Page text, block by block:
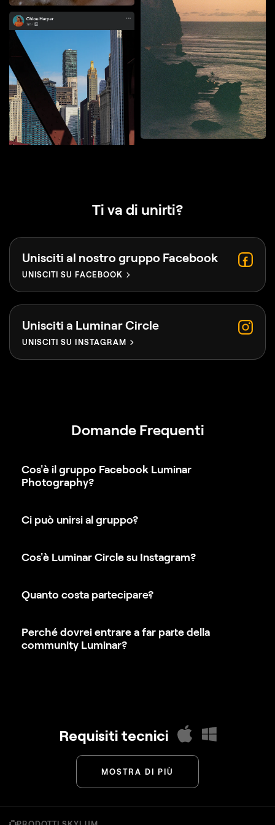
Ti va di unirti?
Unisciti al nostro gruppo Facebook
UNISCITI SU FACEBOOK
Unisciti a Luminar Circle
UNISCITI SU INSTAGRAM
Domande Frequenti
Cos'è il gruppo Facebook Luminar
Photography?
Ci può unirsi al gruppo?
Cos'è Luminar Circle su Instagram?
Quanto costa partecipare?
Perché dovrei entrare a far parte della
community Luminar?
Requisiti tecnici
MOSTRA DI PIÙ